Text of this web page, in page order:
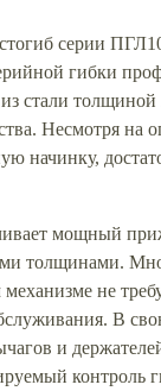
серии
гибки
стали
Несмотря на
начинку,
мощный
толщинами.
не
В
и
контроль